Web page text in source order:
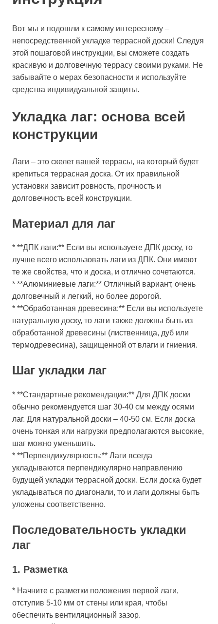
Вот мы и подошли к самому интересному –
непосредственной укладке террасной доски! Следуя
этой пошаговой инструкции, вы сможете создать
красивую и долговечную террасу своими руками. Не
забывайте о мерах безопасности и используйте
средства индивидуальной защиты.
Укладка лаг: основа всей
конструкции
Лаги – это скелет вашей террасы, на который будет
крепиться террасная доска. От их правильной
установки зависит ровность, прочность и
долговечность всей конструкции.
Материал для лаг
* **ДПК лаги:** Если вы используете ДПК доску, то
лучше всего использовать лаги из ДПК. Они имеют
те же свойства, что и доска, и отлично сочетаются.
* **Алюминиевые лаги:** Отличный вариант, очень
долговечный и легкий, но более дорогой.
* **Обработанная древесина:** Если вы используете
натуральную доску, то лаги также должны быть из
обработанной древесины (лиственница, дуб или
термодревесина), защищенной от влаги и гниения.
Шаг укладки лаг
* **Стандартные рекомендации:** Для ДПК доски
обычно рекомендуется шаг 30-40 см между осями
лаг. Для натуральной доски – 40-50 см. Если доска
очень тонкая или нагрузки предполагаются высокие,
шаг можно уменьшить.
* **Перпендикулярность:** Лаги всегда
укладываются перпендикулярно направлению
будущей укладки террасной доски. Если доска будет
укладываться по диагонали, то и лаги должны быть
уложены соответственно.
Последовательность укладки
лаг
1. Разметка
* Начните с разметки положения первой лаги,
отступив 5-10 мм от стены или края, чтобы
обеспечить вентиляционный зазор.